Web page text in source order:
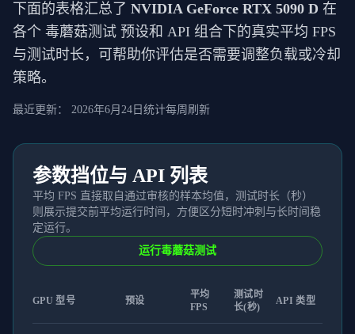
下面的表格汇总了 NVIDIA GeForce RTX 5090 D 在
各个 毒蘑菇测试 预设和 API 组合下的真实平均 FPS
与测试时长，可帮助你评估是否需要调整负载或冷却
策略。
最近更新： 2026年6月24日 统计每周刷新
参数挡位与 API 列表
平均 FPS 直接取自通过审核的样本均值，测试时长（秒）
则展示提交前平均运行时间，方便区分短时冲刺与长时间稳
定运行。
运行毒蘑菇测试
GPU 型号 预设
平均
FPS
测试时
长(秒)
API 类型